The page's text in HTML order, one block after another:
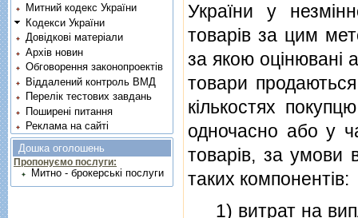
України у
товарiв за цим
за якою оцiнюванi
товари
кiлькостях
одночасно або у
товарiв, за умови
таких компонентiв:
1) витрат на
Митний кодекс України
Кодекси України
Довідкові матеріали
Архів новин
Обговорення законопроектів
Віддалений контроль ВМД
Перелік тестових завдань
Поширені питання
Реклама на сайті
Дошка оголошень
Пропонуємо послуги:
Митно - брокерські послуги